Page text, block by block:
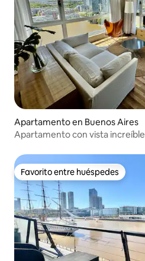
Apartamento en Buenos Aires
Apartamento con vista increíble
Favorito entre huéspedes
Favorito entre huéspedes